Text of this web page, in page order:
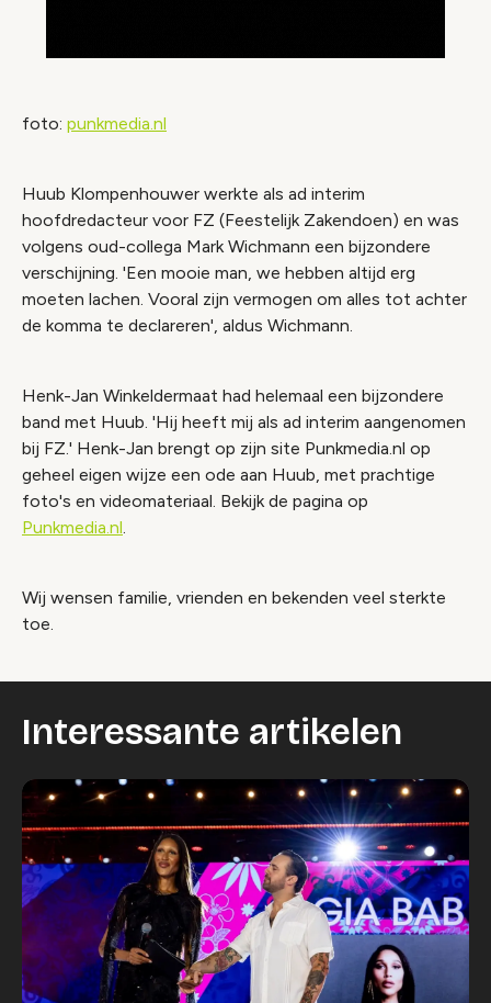
foto: punkmedia.nl
Huub Klompenhouwer werkte als ad interim
hoofdredacteur voor FZ (Feestelijk Zakendoen) en was
volgens oud-collega Mark Wichmann een bijzondere
verschijning. 'Een mooie man, we hebben altijd erg
moeten lachen. Vooral zijn vermogen om alles tot achter
de komma te declareren', aldus Wichmann.
Henk-Jan Winkeldermaat had helemaal een bijzondere
band met Huub. 'Hij heeft mij als ad interim aangenomen
bij FZ.' Henk-Jan brengt op zijn site Punkmedia.nl op
geheel eigen wijze een ode aan Huub, met prachtige
foto's en videomateriaal. Bekijk de pagina op
Punkmedia.nl.
Wij wensen familie, vrienden en bekenden veel sterkte
toe.
Interessante artikelen